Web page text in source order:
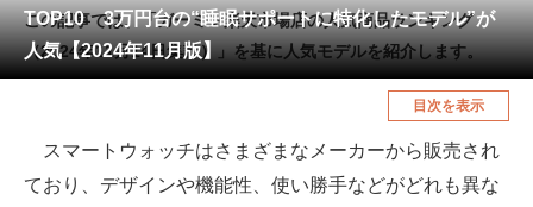
工具・DIY 本・DVD・CD
生活家電 生活用品
TOP10 3万円台の“睡眠サポートに特化したモデル”が
人気【2024年11月版】
この記事では、「ガーミン楽天市場店の人気商品ランキング
（2024年11月14日集計）」を基に人気モデルを紹介します。
目次を表示
スマートウォッチはさまざまなメーカーから販売され
ており、デザインや機能性、使い勝手などがどれも異な